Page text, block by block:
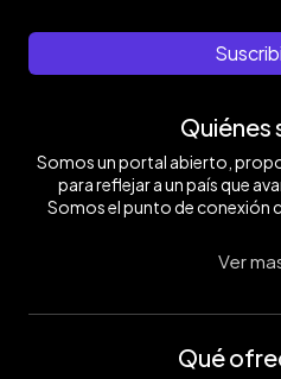
Quiénes
Somos un portal abierto,
para reflejar a un país que
Somos el punto de conexión
Ver
Qué